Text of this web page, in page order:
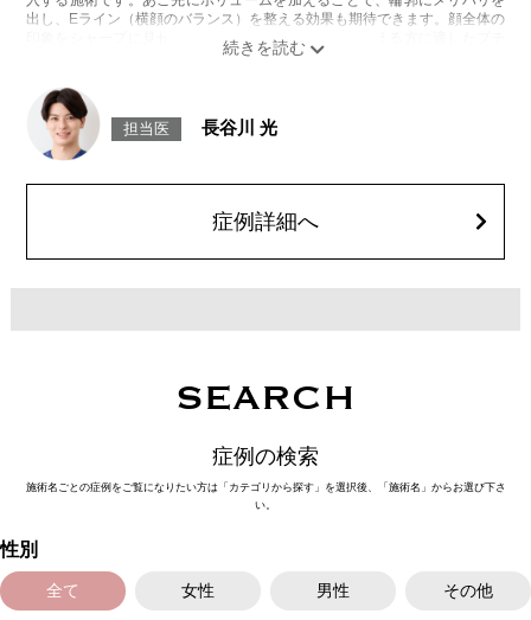
出し、Eライン（横顔のバランス）を整える効果も期待できます。顔全体の
印象をシャープに見せたい方や、あごが引っ込んで見える方に適したプチ
リスク、副作用：施術後に腫れ、赤み、内出血、痛み、突っ張り感などが
生じることがありますが、通常は数日〜1週間程度で徐々に軽快します。ま
た、稀にアレルギー反応、細菌感染、血管閉塞、しこり（硬化）や小さな
結節が生じる可能性があります。施術後1〜2週間程度は、注入部位を強く
費用：
レスチレンリフト※横浜院限定 76,800円(税込)
クレヴィエルコントア 109,800円(税込)
ボリューマ 131,800円(税込)
接吸引し、除去します。同時にAスレッド®と呼ばれる溶ける繊維をお顔の
感などが術後一時的に生じることがございます。また、稀に貧血、細菌感
染症、左右差、施術箇所の知覚鈍麻、ぼこつき、硬結、瘢痕化、色素沈
費用：通常価格 437,800円(税込)
顔の脂肪吸引箇所の追加 1ヶ所ごと+162,800円(税込)
オプション：笑気麻酔 3,300円(税込)
担当医 長谷川 光
症例詳細へ
SEARCH
症例の検索
施術名ごとの症例をご覧になりたい方は「カテゴリから探す」を選択後、「施術名」からお選び下さ
い。
性別
全て 女性 男性 その他